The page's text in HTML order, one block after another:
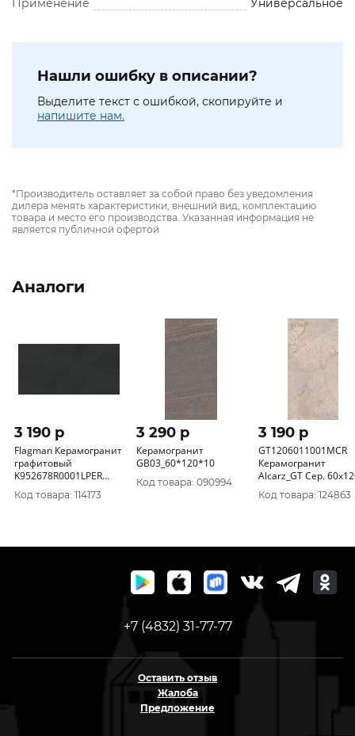
Применение
Универсальное
Нашли ошибку в описании?
Выделите текст с ошибкой, скопируйте и
напишите нам.
*Производитель оставляет за собой право без уведомления
дилера менять характеристики, внешний вид, комплектацию
товара и место его производства. Указанная информация не
является публичной офертой
Аналоги
3 190 p
Flagman Керамогранит
графитовый
K952678R0001LPER
60х120
Код товара: 114173
3 290 p
Керамогранит
GB03_60*120*10
Код товара: 090994
3 190 p
GT1206011001MCR
Керамогранит
Alcarz_GT Сер.
карвинг _ 1\46, 08
Код товара: 124863
+7 (4832) 31-77-77
Оставить отзыв
Жалоба
Предложение